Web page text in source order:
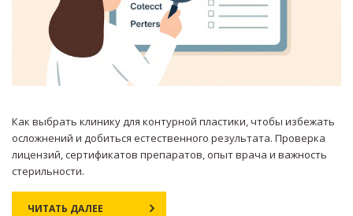
Как выбрать клинику для контурной пластики, чтобы избежать
осложнений и добиться естественного результата. Проверка
лицензий, сертификатов препаратов, опыт врача и важность
стерильности.
ЧИТАТЬ ДАЛЕЕ